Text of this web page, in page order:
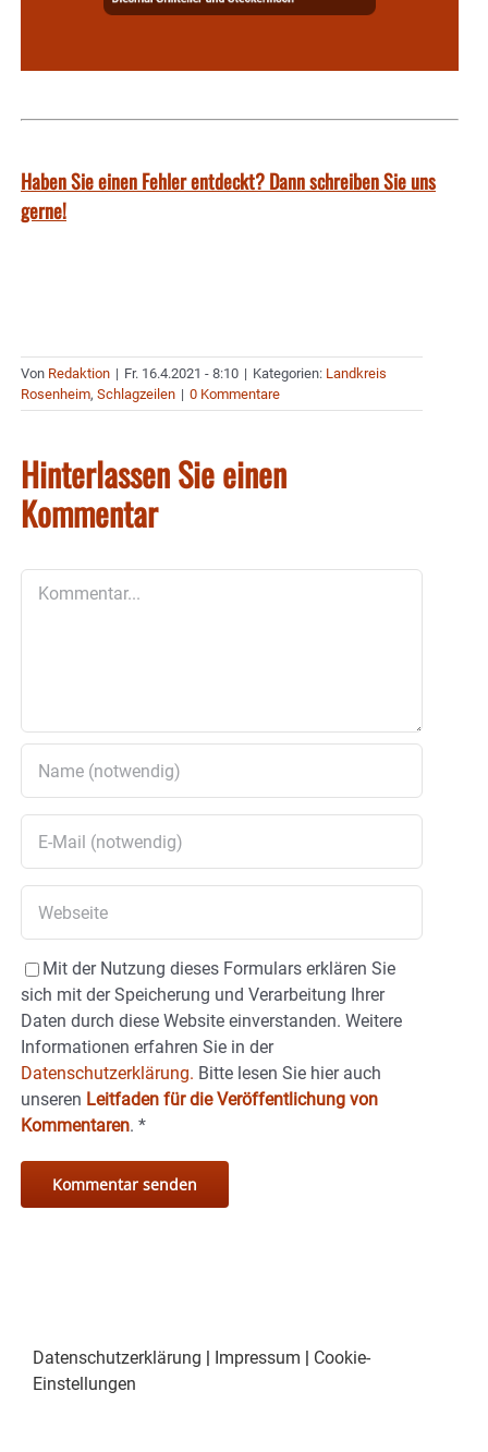
Haben Sie einen Fehler entdeckt? Dann schreiben Sie uns
gerne!
Von Redaktion | Fr. 16.4.2021 - 8:10 | Kategorien: Landkreis
Rosenheim, Schlagzeilen | 0 Kommentare
Hinterlassen Sie einen
Kommentar
Mit der Nutzung dieses Formulars erklären Sie
sich mit der Speicherung und Verarbeitung Ihrer
Daten durch diese Website einverstanden. Weitere
Informationen erfahren Sie in der
Datenschutzerklärung. Bitte lesen Sie hier auch
unseren Leitfaden für die Veröffentlichung von
Kommentaren. *
Datenschutzerklärung Impressum
Cookie-
Einstellungen